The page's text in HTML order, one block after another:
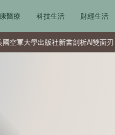
醫療 科技生活 財經生活
版社新書剖析AI雙面刃 警示誤用潛